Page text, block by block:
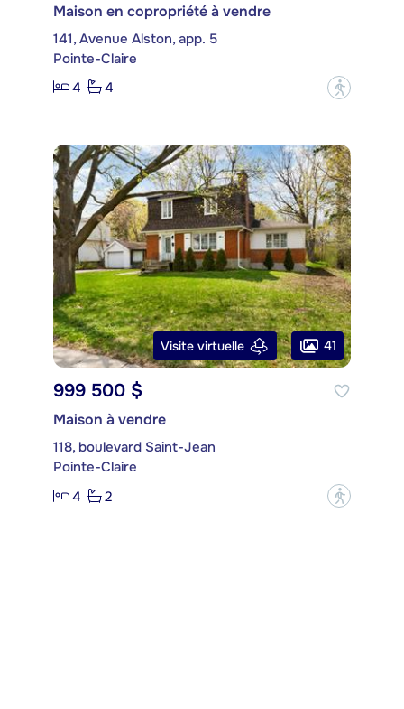
Maison en copropriété à vendre
141, Avenue Alston, app. 5
Pointe-Claire
4
4 ?
Visite virtuelle 41
999 500 $
Maison à vendre
118, boulevard Saint-Jean
Pointe-Claire
4
2 ?